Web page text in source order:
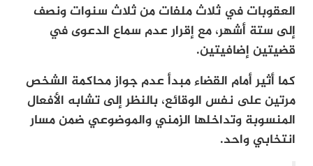
العقوبات في ثلاث ملفات من ثلاث سنوات ونصف
إلى ستة أشهر، مع إقرار عدم سماع الدعوى في
قضيتين إضافيتين.
كما أثير أمام القضاء مبدأ عدم جواز محاكمة الشخص
مرتين على نفس الوقائع، بالنظر إلى تشابه الأفعال
المنسوبة وتداخلها الزمني والموضوعي ضمن مسار
انتخابي واحد.